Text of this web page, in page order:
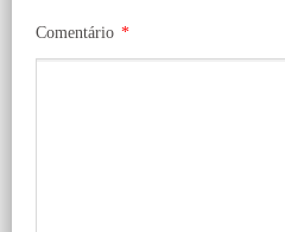
Comentário *